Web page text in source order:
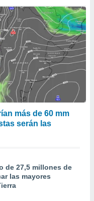
más de 60 mm
serán las
de 27,5 millones de
las mayores